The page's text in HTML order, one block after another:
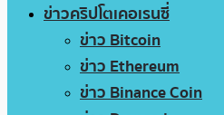
ข่าวคริปโตเคอเรนซี่
ข่าว Bitcoin
ข่าว Ethereum
ข่าว Binance Coin